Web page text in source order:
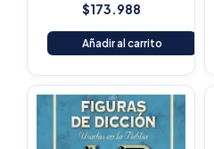
$173.988
Añadir al carrito
Original
price
was:
$125.900.
Current
price